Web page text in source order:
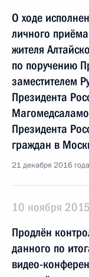
О ходе
личного
жителя
по поручению
заместителем
Президента
Президента
граждан в
21 декабря 2016
10 ноября
Продлён
данного по
видео-